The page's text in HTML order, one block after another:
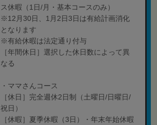
ス休暇（1日/月・基本コースのみ）
※12月30日、1月2日3日は有給計画消化
となります
※有給休暇は法定通り付与
［年間休日］選択した休日数によって異
なる
・ママさんコース
［休日］完全週休2日制（土曜日/日曜日/
祝日）
［休暇］夏季休暇（3日）・年末年始休暇